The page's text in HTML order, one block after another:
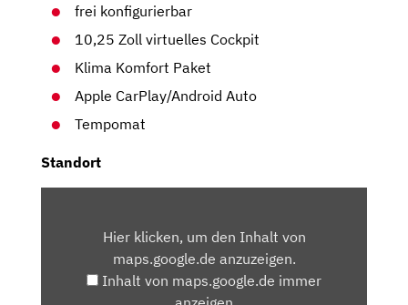
frei konfigurierbar
10,25 Zoll virtuelles Cockpit
Klima Komfort Paket
Apple CarPlay/Android Auto
Tempomat
Standort
MAPS.GOOGLE.DEHier klicken, um den Inhalt von
maps.google.de anzuzeigen.
Inhalt von maps.google.de immer